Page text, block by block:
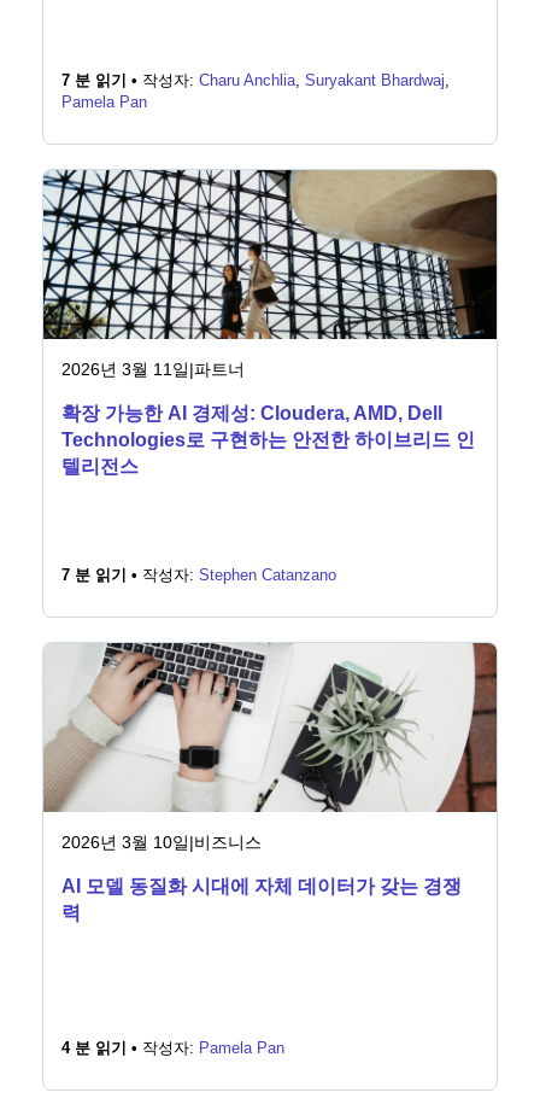
7 분 읽기 • 작성자: Charu Anchlia, Suryakant Bhardwaj,
Pamela Pan
2026년 3월 11일|파트너
확장 가능한 AI 경제성: Cloudera, AMD, Dell
Technologies로 구현하는 안전한 하이브리드 인
텔리전스
7 분 읽기 • 작성자: Stephen Catanzano
2026년 3월 10일|비즈니스
AI 모델 동질화 시대에 자체 데이터가 갖는 경쟁
력
4 분 읽기 • 작성자: Pamela Pan